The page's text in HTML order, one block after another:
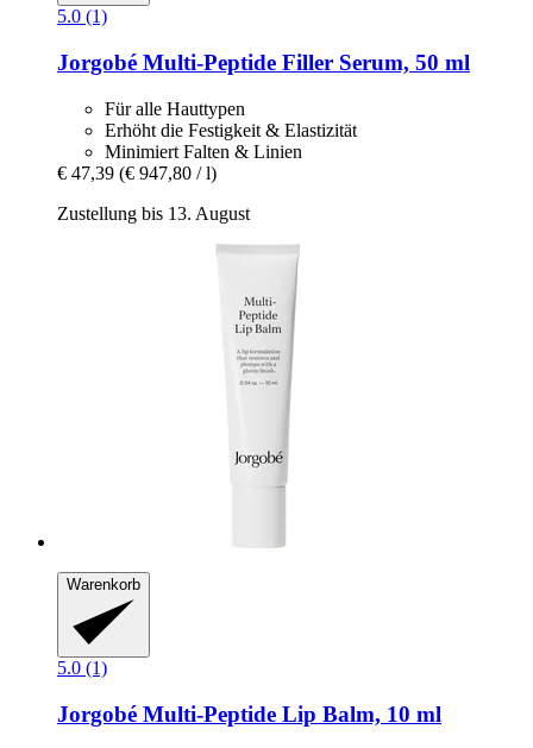
5.0 (1)
Jorgobé Multi-​Peptide Filler Serum, 50 ml
Für alle Hauttypen
Erhöht die Festigkeit & Elastizität
Minimiert Falten & Linien
€ 47,39 (€ 947,80 / l)
Zustellung bis 13. August
Warenkorb
5.0 (1)
Jorgobé Multi-​Peptide Lip Balm, 10 ml